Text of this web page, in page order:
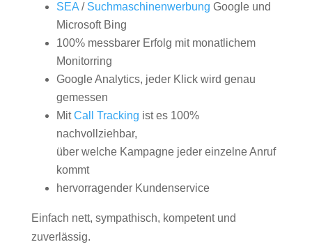
SEA/ Suchmaschinenwerbung Google und
Microsoft Bing
100% messbarer Erfolg mit monatlichem
Monitorring
Google Analytics, jeder Klick wird genau
gemessen
MitCall Tracking ist es 100%
nachvollziehbar,
über welche Kampagne jeder einzelne Anruf
kommt
hervorragender Kundenservice
Einfach nett, sympathisch, kompetent und
zuverlässig.